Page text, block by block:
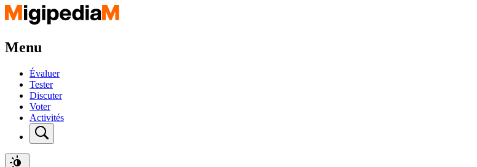
Menu
Évaluer
Tester
Discuter
Voter
Activités